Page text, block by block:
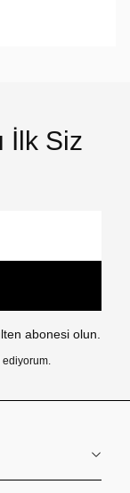
İlk Siz
abonesi olun.